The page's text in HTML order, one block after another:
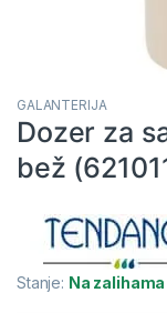
GALANTERIJA
Dozer za
bež
Stanje: Na zalihama